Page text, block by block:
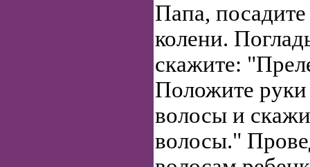
Папа,
колени.
скажите:
Положите руки
волосы и
волосы."